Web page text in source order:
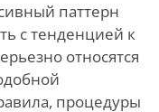
паттерн
с тенденцией к
относятся
процедуры